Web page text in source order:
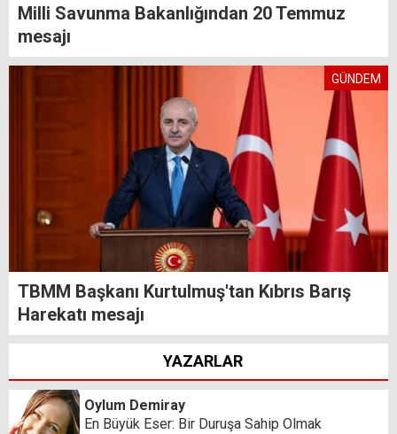
Milli Savunma Bakanlığından 20 Temmuz
mesajı
GÜNDEM
TBMM Başkanı Kurtulmuş'tan Kıbrıs Barış
Harekatı mesajı
YAZARLAR
Oylum Demiray
En Büyük Eser: Bir Duruşa Sahip Olmak